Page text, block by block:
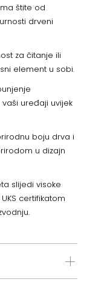
štite od
drveni
za čitanje ili
element u sobi.
uređaji uvijek
boju drva i
u dizajn
slijedi visoke
certifikatom